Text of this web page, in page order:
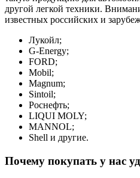
другой легкой техники.
известных российских и
Лукойл;
G-Energy;
FORD;
Mobil;
Magnum;
Sintoil;
Роснефть;
LIQUI MOLY;
MANNOL;
Shell и другие.
Почему покупать у нас